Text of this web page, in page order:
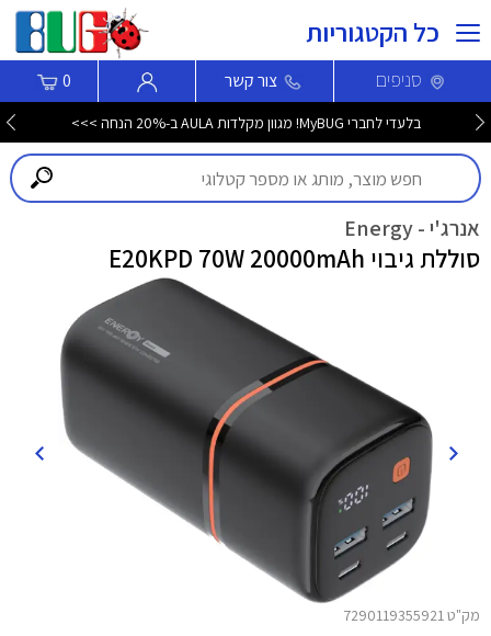
כל הקטגוריות
סניפים צור קשר 0
בלעדי לחברי MyBUG! מגוון מקלדות AULA ב-20% הנחה >>>
אנרג'י - Energy
סוללת גיבוי E20KPD 70W 20000mAh
מק"ט 7290119355921